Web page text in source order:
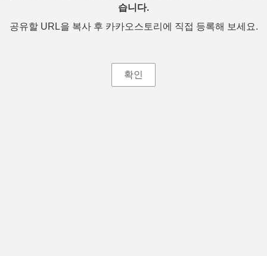
습니다.
공유할 URL을 복사 후 카카오스토리에 직접 등록해 보세요.
확인